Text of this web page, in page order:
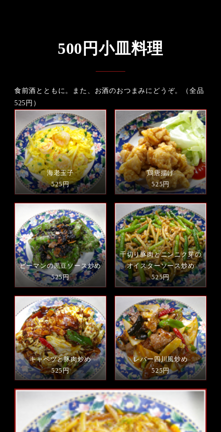
500円小皿料理
食前酒とともに。また、お酒のおつまみにどうぞ。（全品
525円）
海老玉子
525円
鶏唐揚げ
525円
ピーマンの黒豆ソース炒め
525円
千切り豚肉とニンニク芽の
オイスターソース炒め
525円
キャベツと豚肉炒め
525円
レバー四川風炒め
525円